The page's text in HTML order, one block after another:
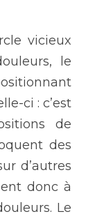
vicieux
le
ci : c’est
de
des
d’autres
donc à
Le